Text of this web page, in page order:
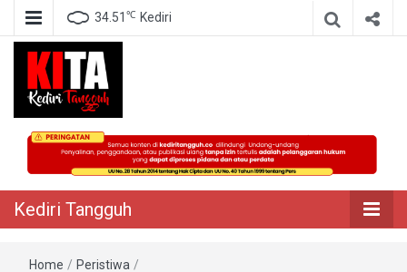
34.51 ℃ Kediri
Kediri Tangguh
Berita Akurat Terpercaya
Kediri Tangguh
Home / Peristiwa /